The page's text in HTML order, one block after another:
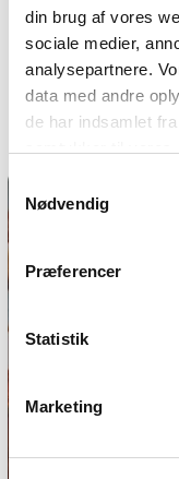
din brug af vores
sociale medier,
analysepartnere.
data med andre
de har indsamlet
Samtykkevalg
Nødvendig
Præferencer
Statistik
Marketing
Underholdning